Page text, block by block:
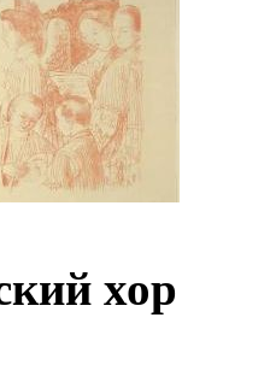
хор